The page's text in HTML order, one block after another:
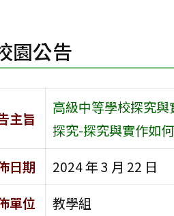
園公告
主旨
高級中等學校探究
探究-探究與實作如
日期
2024 年 3 月 22 日
單位
教學組